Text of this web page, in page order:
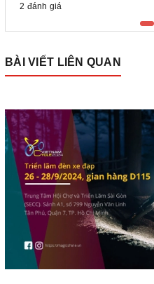
2 đánh giá
BÀI VIẾT LIÊN QUAN